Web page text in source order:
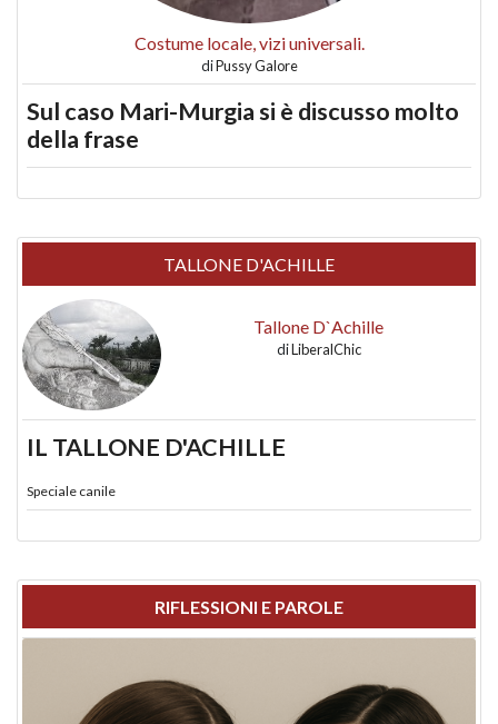
Costume locale, vizi universali.
diPussy Galore
Sul caso Mari-Murgia si è discusso molto
della frase
TALLONE D'ACHILLE
Tallone D`Achille
diLiberalChic
IL TALLONE D'ACHILLE
Speciale canile
RIFLESSIONI E PAROLE